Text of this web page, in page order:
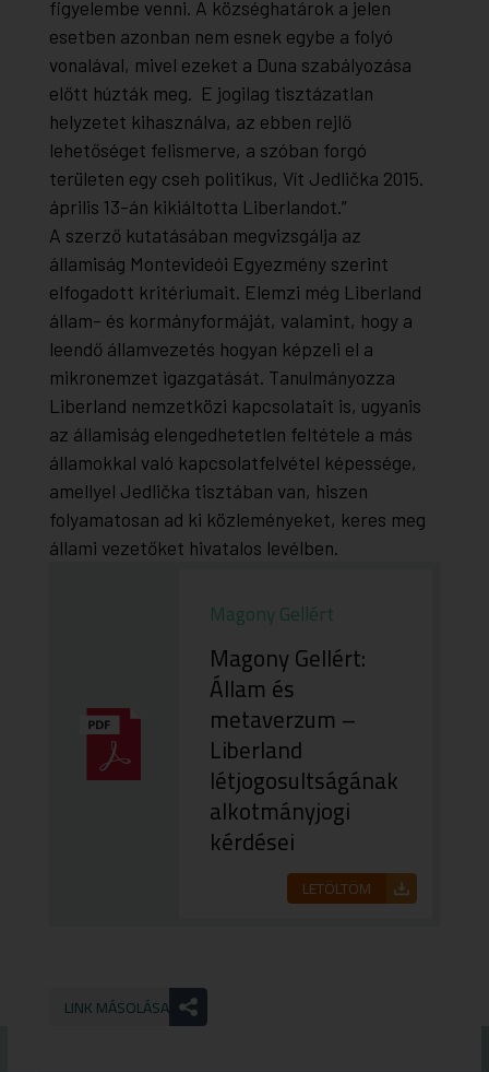
figyelembe venni. A községhatárok a jelen
esetben azonban nem esnek egybe a folyó
vonalával, mivel ezeket a Duna szabályozása
előtt húzták meg. E jogilag tisztázatlan
helyzetet kihasználva, az ebben rejlő
lehetőséget felismerve, a szóban forgó
területen egy cseh politikus, Vít Jedlička 2015.
április 13-án kikiáltotta Liberlandot.”
A szerző kutatásában megvizsgálja az
államiság Montevideói Egyezmény szerint
elfogadott kritériumait. Elemzi még Liberland
állam- és kormányformáját, valamint, hogy a
leendő államvezetés hogyan képzeli el a
mikronemzet igazgatását. Tanulmányozza
Liberland nemzetközi kapcsolatait is, ugyanis
az államiság elengedhetetlen feltétele a más
államokkal való kapcsolatfelvétel képessége,
amellyel Jedlička tisztában van, hiszen
folyamatosan ad ki közleményeket, keres meg
állami vezetőket hivatalos levélben.
Magony Gellért
Magony Gellért:
Állam és
metaverzum –
Liberland
létjogosultságának
alkotmányjogi
kérdései
LETÖLTÖM
LINK MÁSOLÁSA